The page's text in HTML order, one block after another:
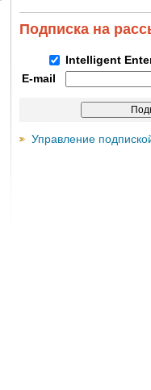
Подписка на
Intelligent
E-mail
Управление